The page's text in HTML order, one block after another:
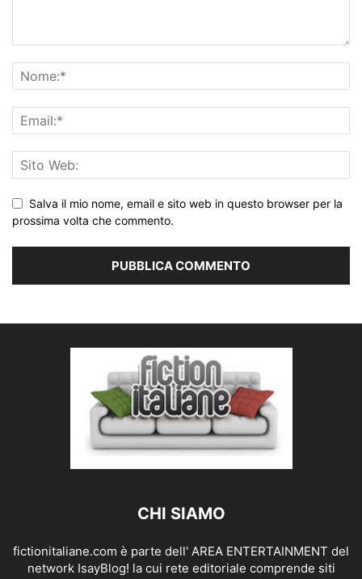
Salva il mio nome, email e sito web in questo browser per la
prossima volta che commento.
CHI SIAMO
fictionitaliane.com è parte dell' AREA ENTERTAINMENT del
network IsayBlog! la cui rete editoriale comprende siti